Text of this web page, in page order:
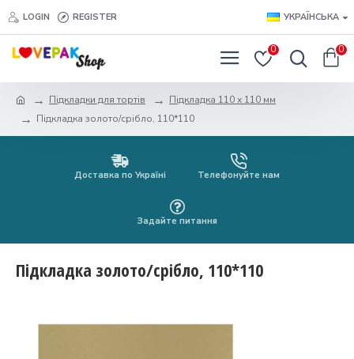
LOGIN REGISTER УКРАЇНСЬКА
0 0
Підкладки для тортів
Підкладка 110 х 110 мм
Підкладка золото/срібло, 110*110
Доставка по Україні Телефонуйте нам
Задайте питання
Підкладка золото/срібло, 110*110